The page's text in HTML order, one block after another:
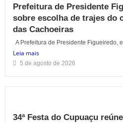
Prefeitura de Presidente
sobre escolha de trajes do
das Cachoeiras
A Prefeitura de Presidente Figueiredo,
Leia mais
5 de agosto de 2026
34ª Festa do Cupuaçu